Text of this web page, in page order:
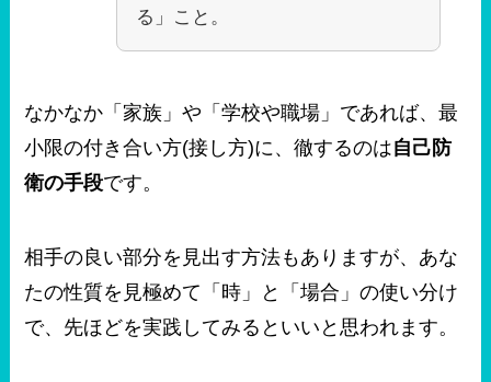
る」こと。
なかなか「家族」や「学校や職場」であれば、最
小限の付き合い方(接し方)に、徹するのは自己防
衛の手段です。
相手の良い部分を見出す方法もありますが、あな
たの性質を見極めて「時」と「場合」の使い分け
で、先ほどを実践してみるといいと思われます。